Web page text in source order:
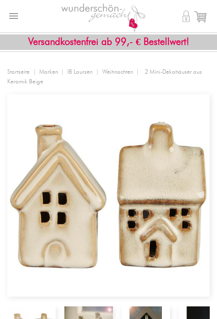
Versandkostenfrei ab 99,- € Bestellwert!
 shopping_cart

Startseite Marken IB Laursen Weihnachten
2 Mini-Dekohäuser aus
Keramik Beige